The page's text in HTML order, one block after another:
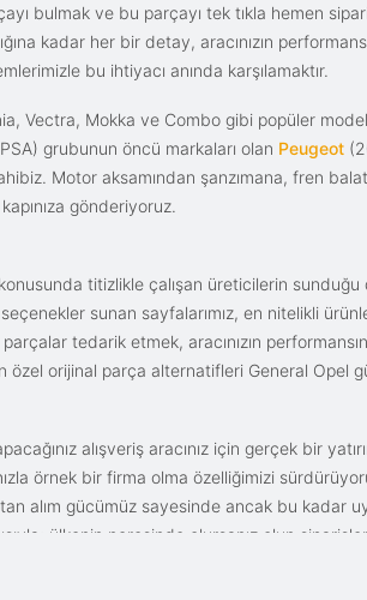
bulmak ve bu parçayı tek tıkla hemen
kadar her bir detay, aracınızın
bu ihtiyacı anında karşılamaktır.
Vectra, Mokka ve Combo gibi popüler
grubunun öncü markaları olan Peugeot
Motor aksamından şanzımana, fren
gönderiyoruz.
titizlikle çalışan üreticilerin sunduğu
sunan sayfalarımız, en nitelikli
tedarik etmek, aracınızın
orijinal parça alternatifleri General Opel
alışveriş aracınız için gerçek bir
örnek bir firma olma özelliğimizi
alım gücümüz sayesinde ancak bu kadar
ülkenin neresinde olursanız olun
için doğru yerdesiniz.